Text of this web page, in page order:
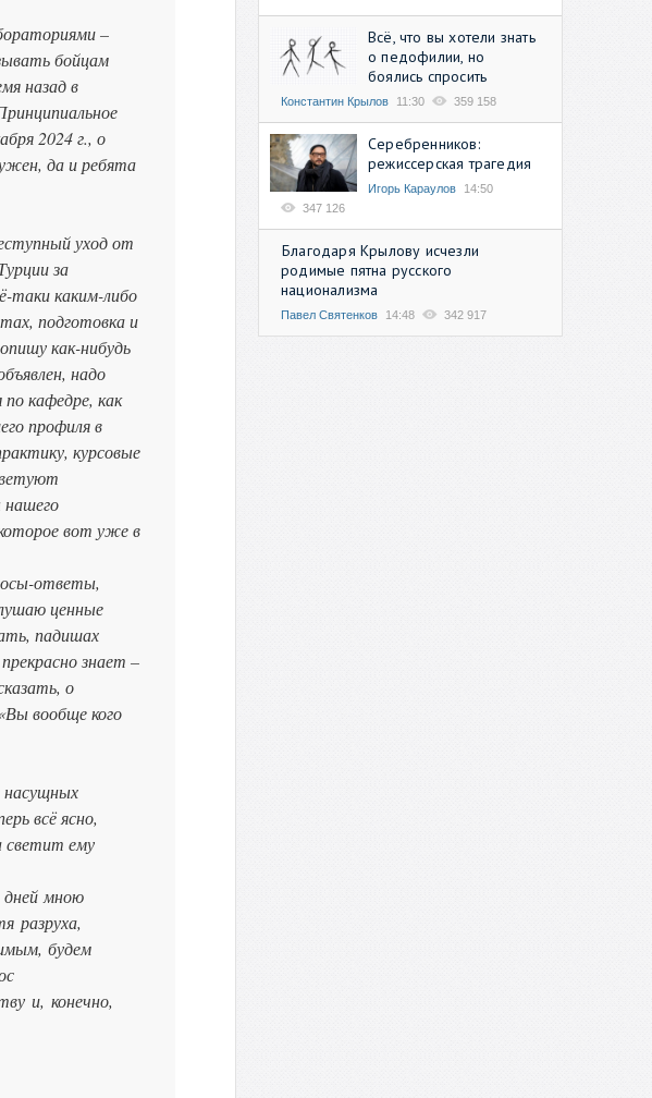
–
бойцам
назад в
2024 г., о
да и ребята
уход от
за
таки каким-либо
подготовка и
как-нибудь
надо
кафедре, как
профиля в
курсовые
вот уже в
ответы,
ценные
падишах
знает –
о
вообще кого
всё ясно,
светит ему
дней мною
разруха,
будем
и, конечно,
Всё, что вы хотели знать
о педофилии, но
боялись спросить
Константин Крылов 11:30 359 158
Серебренников:
режиссерская трагедия
Игорь Караулов
14:50
347 126
Благодаря Крылову исчезли
родимые пятна русского
национализма
Павел Святенков 14:48 342 917